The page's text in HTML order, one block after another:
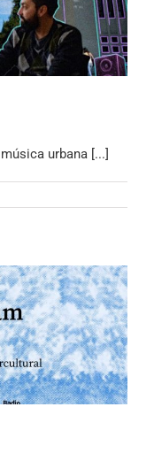
urbana [...]